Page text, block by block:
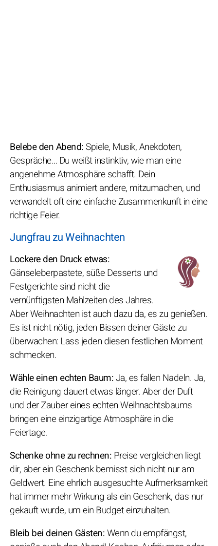
Belebe den Abend:Spiele, Musik, Anekdoten,
Gespräche… Du weißt instinktiv, wie man eine
angenehme Atmosphäre schafft. Dein
Enthusiasmus animiert andere, mitzumachen, und
verwandelt oft eine einfache Zusammenkunft in eine
richtige Feier.
Jungfrau zu Weihnachten
Lockere den Druck etwas:
Gänseleberpastete, süße Desserts und
Festgerichte sind nicht die
vernünftigsten Mahlzeiten des Jahres.
Aber Weihnachten ist auch dazu da, es zu genießen.
Es ist nicht nötig, jeden Bissen deiner Gäste zu
überwachen: Lass jeden diesen festlichen Moment
schmecken.
Wähle einen echten Baum:Ja, es fallen Nadeln. Ja,
die Reinigung dauert etwas länger. Aber der Duft
und der Zauber eines echten Weihnachtsbaums
bringen eine einzigartige Atmosphäre in die
Feiertage.
Schenke ohne zu rechnen: Preise vergleichen liegt
dir, aber ein Geschenk bemisst sich nicht nur am
Geldwert. Eine ehrlich ausgesuchte Aufmerksamkeit
hat immer mehr Wirkung als ein Geschenk, das nur
gekauft wurde, um ein Budget einzuhalten.
Bleib bei deinen Gästen:Wenn du empfängst,